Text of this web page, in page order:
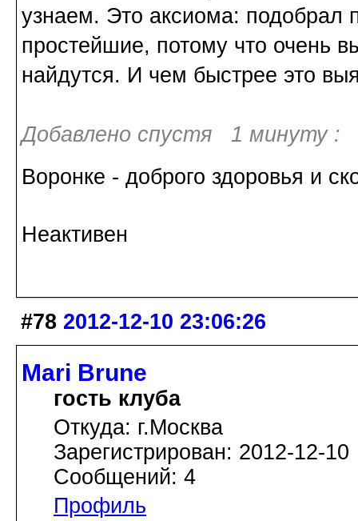
узнаем. Это аксиома: подобрал
простейшие, потому что очень
найдутся. И чем быстрее это
Добавлено спустя 1 минуту :
Воронке - доброго здоровья и
Неактивен
#78 2012-12-10 23:06:26
Mari Brune
гость клуба
Откуда: г.Москва
Зарегистрирован: 2012-12-10
Сообщений: 4
Профиль